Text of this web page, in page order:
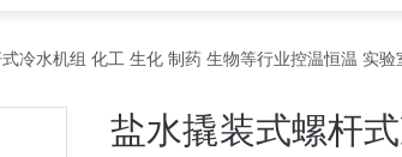
冷水机组 化工 生化 制药 生物等行业控温恒温 实验
盐水撬装式螺杆